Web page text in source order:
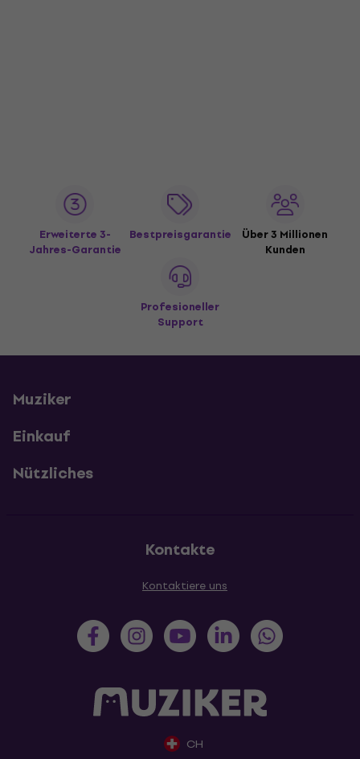
Erweiterte 3-
Jahres-Garantie
Bestpreisgarantie
Über 3 Millionen
Kunden
Profesioneller
Support
Muziker
Einkauf
Nützliches
Kontakte
Kontaktiere uns
CH